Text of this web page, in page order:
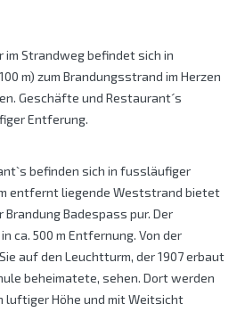
Strandweg befindet sich in
m) zum Brandungsstrand im Herzen
Geschäfte und Restaurant´s
Entferung.
befinden sich in fussläufiger
entfernt liegende Weststrand bietet
Badespass pur. Der
ca. 500 m Entfernung. Von der
auf den Leuchtturm, der 1907 erbaut
beheimatete, sehen. Dort werden
luftiger Höhe und mit Weitsicht